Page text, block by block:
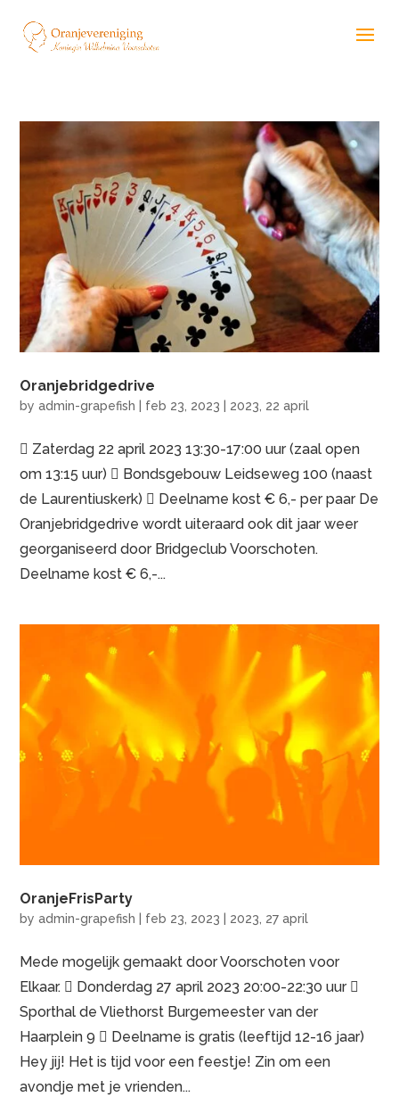
Oranjebridgedrive
byadmin-grapefish feb 23, 2023 2023 22 april
 Zaterdag 22 april 2023 13:30-17:00 uur (zaal open
om 13:15 uur)  Bondsgebouw Leidseweg 100 (naast
de Laurentiuskerk)  Deelname kost € 6,- per paar De
Oranjebridgedrive wordt uiteraard ook dit jaar weer
georganiseerd door Bridgeclub Voorschoten.
Deelname kost € 6,-...
OranjeFrisParty
byadmin-grapefish feb 23, 2023 2023 27 april
Mede mogelijk gemaakt door Voorschoten voor
Elkaar.  Donderdag 27 april 2023 20:00-22:30 uur 
Sporthal de Vliethorst Burgemeester van der
Haarplein 9  Deelname is gratis (leeftijd 12-16 jaar)
Hey jij! Het is tijd voor een feestje! Zin om een
avondje met je vrienden...